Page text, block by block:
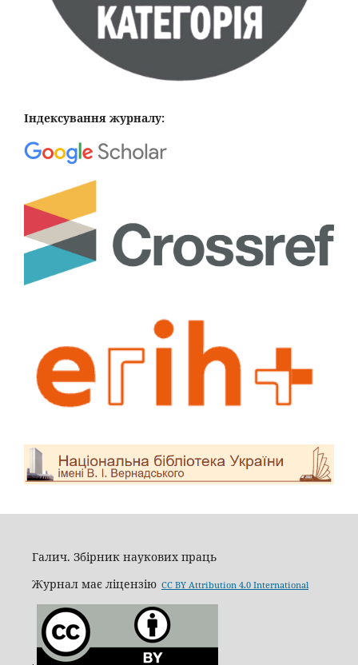
Індексування журналу:
Галич. Збірник наукових праць
Журнал має ліцензію CC BY Attribution 4.0 International
.